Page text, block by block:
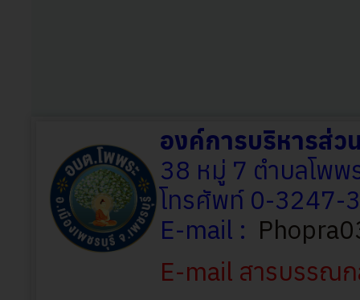
องค์การบริหารส่ว
38 หมู่ 7 ตำบลโพพ
โทรศัพท์ 0-3247-
E-mail :
E-mail สารบรรณ